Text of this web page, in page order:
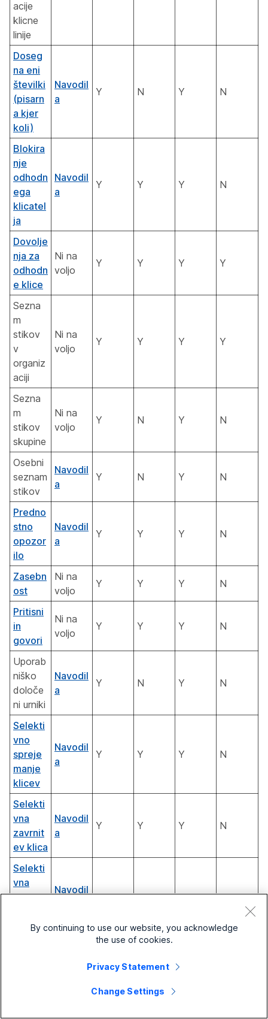
acije
klicne
linije
Doseg
na eni
številki
(pisarn
a kjer
koli)
Navodil
a
Y N Y N
Blokira
nje
odhodn
ega
klicatel
ja
Navodil
a
Y Y Y N
Dovolje
nja za
odhodn
e klice
Ni na
voljo
Y Y Y Y
Sezna
m
stikov
v
organiz
aciji
Ni na
voljo
Y Y Y Y
Sezna
m
stikov
skupine
Ni na
voljo
Y N Y N
Osebni
seznam
stikov
Navodil
a
Y N Y N
Predno
stno
opozor
ilo
Navodil
a
Y Y Y N
Zasebn
ost
Ni na
voljo
Y Y Y N
Pritisni
in
govori
Ni na
voljo
Y Y Y N
Uporab
niško
določe
ni urniki
Navodil
a
Y N Y N
Selekti
vno
spreje
manje
klicev
Navodil
a
Y Y Y N
Selekti
vna
zavrnit
ev klica
Navodil
a
Y Y Y N
Selekti
vna
preusm
klicev
Navodil
Y Y Y N
Navodil
Y Y Y
By continuing to use our website, you acknowledge
the use of cookies.
Privacy Statement
Change Settings